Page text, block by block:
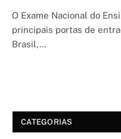
O Exame Nacional do
principais portas de
Brasil,…
CATEGORIAS